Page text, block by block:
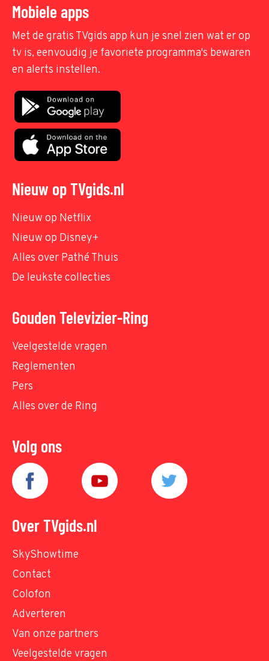
Mobiele apps
Met de gratis TVgids app kun je snel zien wat er op
tv is, eenvoudig je favoriete programma's bewaren
en alerts instellen.
Nieuw op TVgids.nl
Nieuw op Netflix
Nieuw op Disney+
Alles over Pathé Thuis
De leukste collecties
Gouden Televizier-Ring
Veelgestelde vragen
Reglementen
Pers
Alles over de Ring
Volg ons
Over TVgids.nl
SkyShowtime
Contact
Colofon
Adverteren
Van onze partners
Veelgestelde vragen